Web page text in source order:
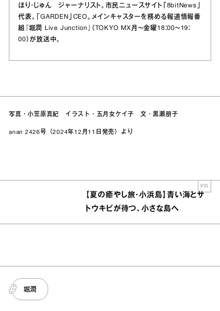
ほり・じゅん ジャーナリスト。市民ニュースサイト「8bitNews」
代表。「GARDEN」CEO。メインキャスターを務める報道情報番
組『堀潤 Live Junction』（TOKYO MX月～金曜18：00～19：
00）が放送中。
写真・小笠原真紀 イラスト・五月女ケイ子 文・黒瀬朋子
anan 2426号（2024年12月11日発売）より
【夏の癒やし旅・小浜島】青い海とサ
トウキビが待つ、小さな島へ
PR
堀潤